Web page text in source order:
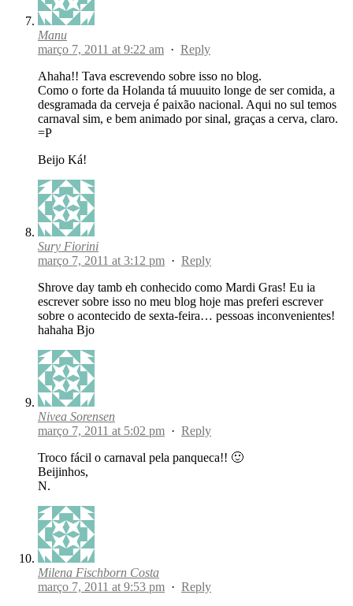
Manu
março 7, 2011 at 9:22 am · Reply
Ahaha!! Tava escrevendo sobre isso no blog.
Como o forte da Holanda tá muuuito longe de ser comida, a
desgramada da cerveja é paixão nacional. Aqui no sul temos
carnaval sim, e bem animado por sinal, graças a cerva, claro.
=P
Beijo Ká!
Sury Fiorini
março 7, 2011 at 3:12 pm · Reply
Shrove day tamb eh conhecido como Mardi Gras! Eu ia
escrever sobre isso no meu blog hoje mas preferi escrever
sobre o acontecido de sexta-feira… pessoas inconvenientes!
hahaha Bjo
Nivea Sorensen
março 7, 2011 at 5:02 pm · Reply
Troco fácil o carnaval pela panqueca!! 🙂
Beijinhos,
N.
Milena Fischborn Costa
março 7, 2011 at 9:53 pm · Reply